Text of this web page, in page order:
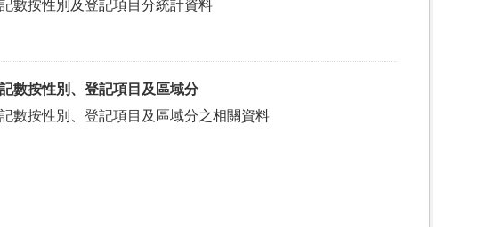
數按性別及登記項目分統計資料
數按性別、登記項目及區域分
數按性別、登記項目及區域分之相關資料